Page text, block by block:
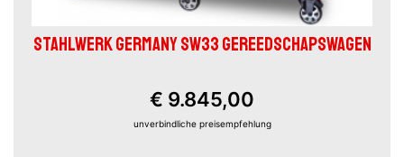
STAHLWERK GERMANY SW33 GEREEDSCHAPSWAGEN
€ 9.845,00
unverbindliche preisempfehlung